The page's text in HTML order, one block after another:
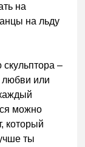
на
на льду
скульптора –
или
можно
который
ты